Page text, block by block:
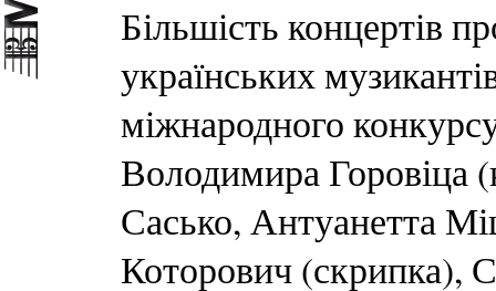
Більшість концертів
українських
міжнародного
Володимира Горовіца
Сасько, Антуанетта
Которович (скрипка),